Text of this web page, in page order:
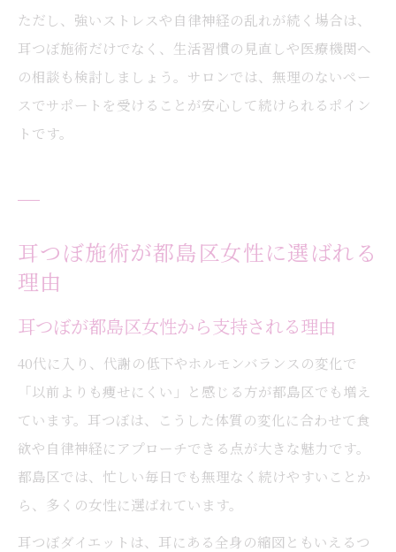
ただし、強いストレスや自律神経の乱れが続く場合は、
耳つぼ施術だけでなく、生活習慣の見直しや医療機関へ
の相談も検討しましょう。サロンでは、無理のないペー
スでサポートを受けることが安心して続けられるポイン
トです。
耳つぼ施術が都島区女性に選ばれる
理由
耳つぼが都島区女性から支持される理由
40代に入り、代謝の低下やホルモンバランスの変化で
「以前よりも痩せにくい」と感じる方が都島区でも増え
ています。耳つぼは、こうした体質の変化に合わせて食
欲や自律神経にアプローチできる点が大きな魅力です。
都島区では、忙しい毎日でも無理なく続けやすいことか
ら、多くの女性に選ばれています。
耳つぼダイエットは、耳にある全身の縮図ともいえるつ